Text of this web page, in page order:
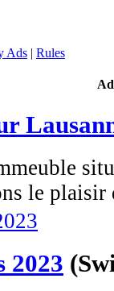
Ads | Rules
Ad
le plaisir
2023